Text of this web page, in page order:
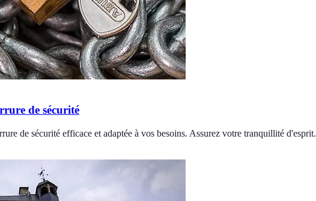
de sécurité
de sécurité efficace et adaptée à vos besoins. Assurez votre tranquillité d'esprit.